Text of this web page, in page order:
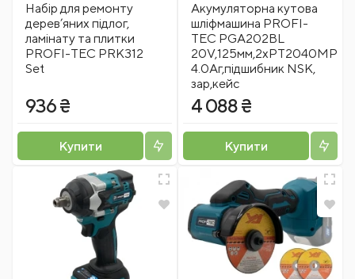
Набір для ремонту
дерев’яних підлог,
ламінату та плитки
PROFI-TEC PRK312
Set
936 ₴
Купити
Акумуляторна кутова
шліфмашина PROFI-
TEC PGA202BL
20V,125мм,2хPT2040MP
4.0Аг,підшибник NSK,
зар,кейс
4 088 ₴
Купити